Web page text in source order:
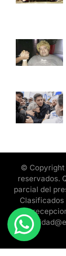
© Copyright
reservados.
parcial del
Clasificados